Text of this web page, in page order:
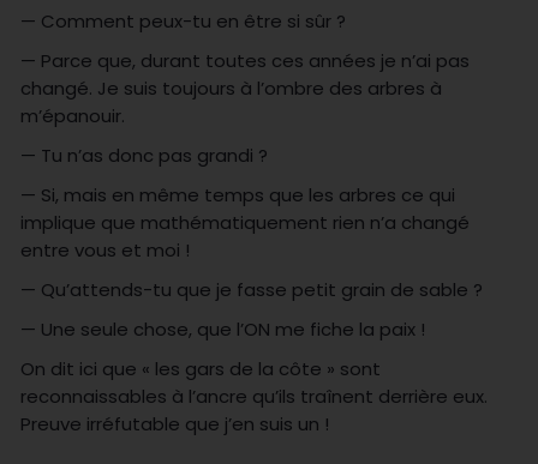
— Comment peux-tu en être si sûr ?
— Parce que, durant toutes ces années je n’ai pas
changé. Je suis toujours à l’ombre des arbres à
m’épanouir.
— Tu n’as donc pas grandi ?
— Si, mais en même temps que les arbres ce qui
implique que mathématiquement rien n’a changé
entre vous et moi !
— Qu’attends-tu que je fasse petit grain de sable ?
— Une seule chose, que l’ON me fiche la paix !
On dit ici que « les gars de la côte » sont
reconnaissables à l’ancre qu’ils traînent derrière eux.
Preuve irréfutable que j’en suis un !